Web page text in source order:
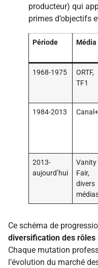
producteur) qui
primes d’objectifs
Période Média
1968-1975
ORTF,
TF1
1984-2013 Canal+
2013-
aujourd’hui
Vanity
Fair,
divers
Ce schéma de
diversification des rôles
Chaque mutation
l’évolution du marché